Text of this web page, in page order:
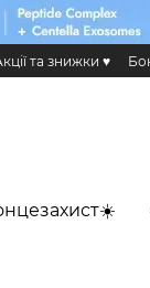
та знижки ♥️
Еко сертифікати